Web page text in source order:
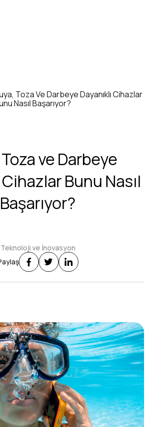
Toza Ve Darbeye Dayanıklı Cihazlar
Nasıl Başarıyor?
ve Darbeye
Cihazlar Bunu Nasıl
Başarıyor?
Teknoloji ve İnovasyon